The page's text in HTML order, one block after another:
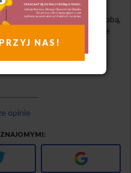
piętaszkojęzyków ani
„nowego” poza sobą,
Narcyz widzi wyłącznie
„waćpanu trzeba
opinie
ZNAJOMYMI
Twitter Google+
NAS!